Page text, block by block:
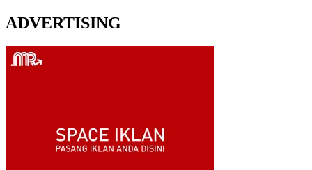
ADVERTISING